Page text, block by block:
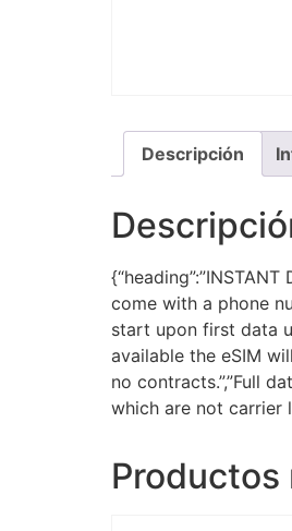
Descripción
come with a phone
start upon first data
available the eSIM
no contracts.”,”Full
which are not carrier
Productos